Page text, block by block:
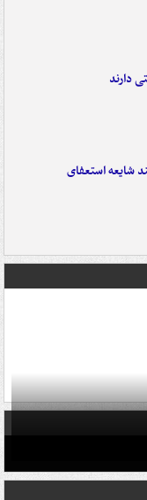
دارند
شایعه استعفای